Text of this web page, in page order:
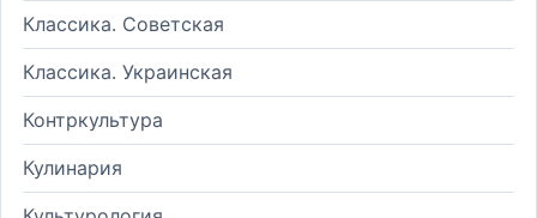
Классика. Советская
Классика. Украинская
Контркультура
Кулинария